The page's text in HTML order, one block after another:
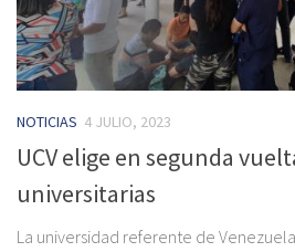
NOTICIAS 4 JULIO, 2023
UCV elige en segunda
universitarias
La universidad referente de